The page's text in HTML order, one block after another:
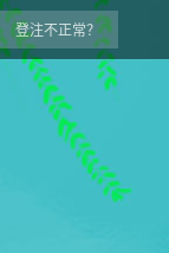
登注不正常？